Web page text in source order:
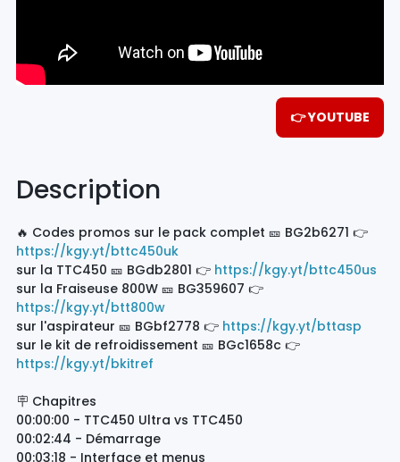
👉 YOUTUBE
Description
🔥 Codes promos sur le pack complet 🎫 BG2b6271 👉
https://kgy.yt/bttc450uk
sur la TTC450 🎫 BGdb2801 👉 https://kgy.yt/bttc450us
sur la Fraiseuse 800W 🎫 BG359607 👉
https://kgy.yt/btt800w
sur l'aspirateur 🎫 BGbf2778 👉 https://kgy.yt/bttasp
sur le kit de refroidissement 🎫 BGc1658c 👉
https://kgy.yt/bkitref
🪧 Chapitres
00:00:00 - TTC450 Ultra vs TTC450
00:02:44 - Démarrage
00:03:18 - Interface et menus